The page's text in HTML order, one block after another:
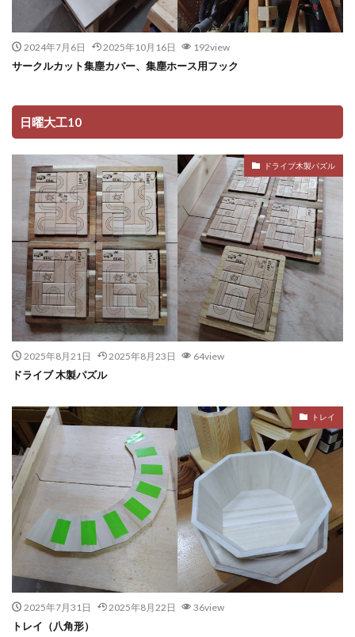
2024年7月6日 2025年10月16日 192view
サークルカット集塵カバー、集塵ホース用フック
日曜大工10
ドライブ木製パズル
2025年8月21日 2025年8月23日 64view
ドライブ 木製パズル
トレイ
2025年7月31日 2025年8月22日 36view
トレイ（八角形）